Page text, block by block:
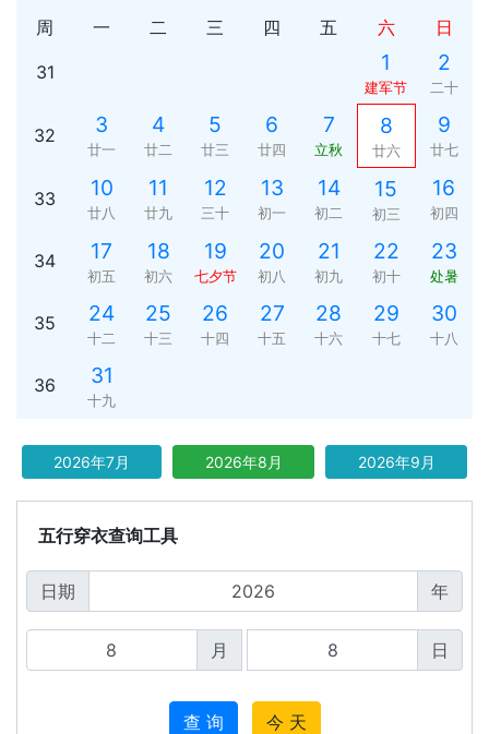
周 一 二 三 四 五 六 日
31 1
建军节
2
二十
32 3
廿一
4
廿二
5
廿三
6
廿四
7
立秋
8
廿六
9
廿七
33 10
廿八
11
廿九
12
三十
13
初一
14
初二
15
初三
16
初四
34 17
初五
18
初六
19
七夕节
20
初八
21
初九
22
初十
23
处暑
35 24
十二
25
十三
26
十四
27
十五
28
十六
29
十七
30
十八
36 31
十九
2026年7月 2026年8月 2026年9月
五行穿衣查询工具
日期 年
月 日
查 询 今 天